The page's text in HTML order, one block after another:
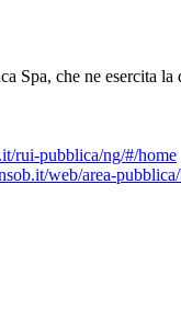
Spa, che ne esercita
rui-pubblica/ng/#/home
web/area-